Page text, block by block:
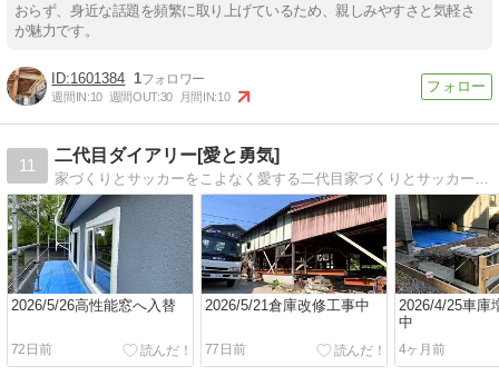
おらず、身近な話題を頻繁に取り上げているため、親しみやすさと気軽さ
が魅力です。
1601384 1
週間IN:10 週間OUT:30 月間IN:10
11
二代目ダイアリー[愛と勇気]
家づくりとサッカーをこよなく愛する二代目家づくりとサッカーをこよなく愛する工務店二代目のゴール無き走りつづけるブログ
2026/5/26高性能窓へ入替
72日前
2026/5/21倉庫改修工事中
77日前
2026/4/25車庫
中
4ヶ月前